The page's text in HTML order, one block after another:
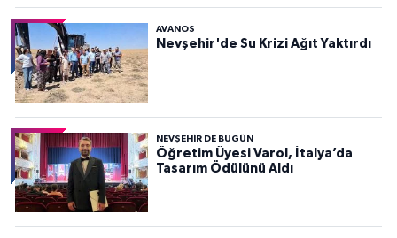
AVANOS
Nevşehir'de Su Krizi Ağıt Yaktırdı
NEVŞEHIR DE BUGÜN
Öğretim Üyesi Varol, İtalya’da
Tasarım Ödülünü Aldı